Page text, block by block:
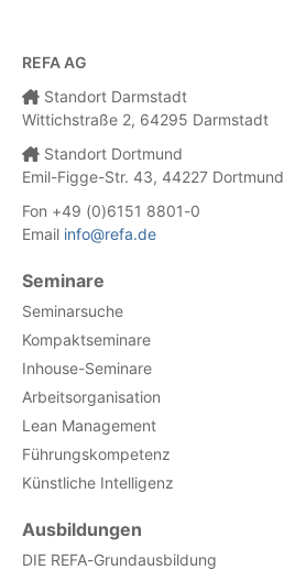
REFA AG
Standort Darmstadt
Wittichstraße 2, 64295 Darmstadt
Standort Dortmund
Emil-Figge-Str. 43, 44227 Dortmund
Fon +49 (0)6151 8801-0
Email info@refa.de
Seminare
Seminarsuche
Kompaktseminare
Inhouse-Seminare
Arbeitsorganisation
Lean Management
Führungskompetenz
Künstliche Intelligenz
Ausbildungen
DIE REFA-Grundausbildung